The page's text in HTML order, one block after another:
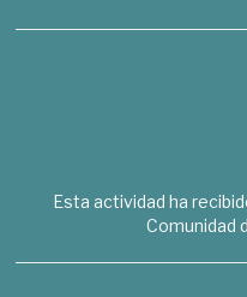
Esta actividad ha
Comunidad